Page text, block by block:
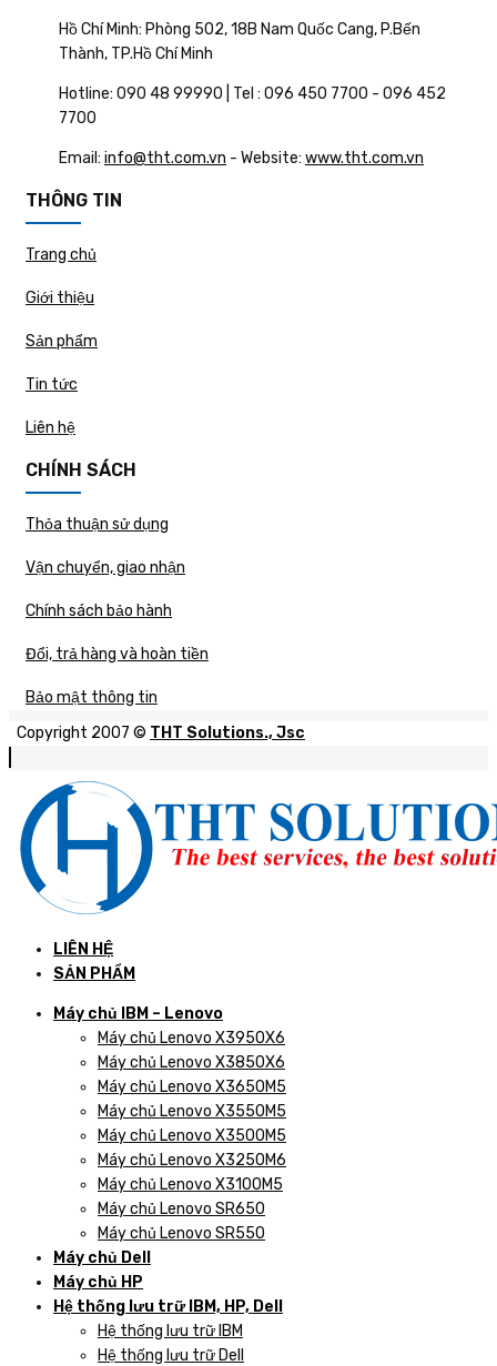
Hồ Chí Minh: Phòng 502, 18B Nam Quốc Cang, P.Bến
Thành, TP.Hồ Chí Minh
Hotline: 090 48 99990 | Tel : 096 450 7700 - 096 452
7700
Email: info@tht.com.vn - Website: www.tht.com.vn
THÔNG TIN
Trang chủ
Giới thiệu
Sản phẩm
Tin tức
Liên hệ
CHÍNH SÁCH
Thỏa thuận sử dụng
Vận chuyển, giao nhận
Chính sách bảo hành
Đổi, trả hàng và hoàn tiền
Bảo mật thông tin
Copyright 2007 © THT Solutions., Jsc
LIÊN HỆ
SẢN PHẨM
Máy chủ IBM – Lenovo
Máy chủ Lenovo X3950X6
Máy chủ Lenovo X3850X6
Máy chủ Lenovo X3650M5
Máy chủ Lenovo X3550M5
Máy chủ Lenovo X3500M5
Máy chủ Lenovo X3250M6
Máy chủ Lenovo X3100M5
Máy chủ Lenovo SR650
Máy chủ Lenovo SR550
Máy chủ Dell
Máy chủ HP
Hệ thống lưu trữ IBM, HP, Dell
Hệ thống lưu trữ IBM
Hệ thống lưu trữ Dell